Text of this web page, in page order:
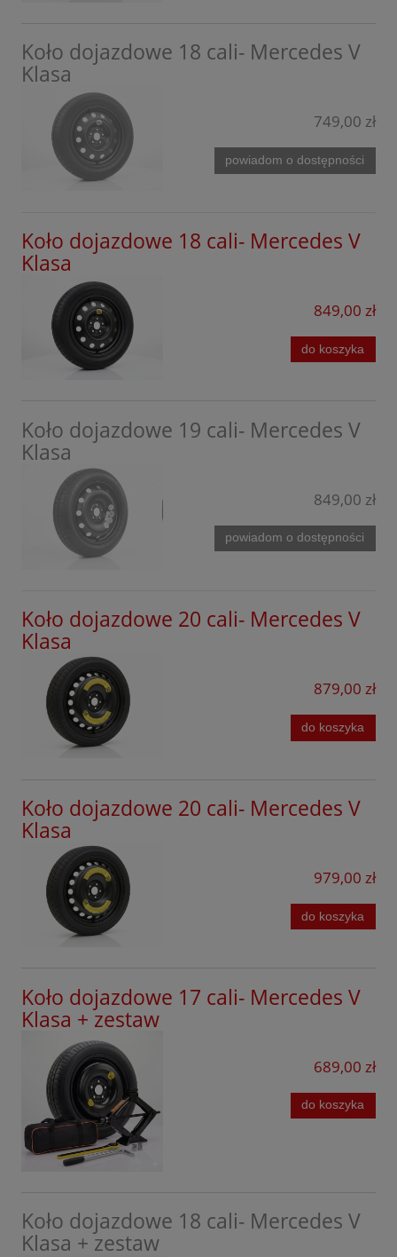
Fiat
Ford
Forthing
GAC
Hyundai
Jaecoo
Kia
KGM
Lexus
Lynk&Co
Mazda
Mercedes
Mitsubishi
Nissan
Omoda
Opel
Infinity
Renault
Seat
Seres
Smart
Subaru
Suzuki
Tesla
SsangYong
Tiggo
Volkswagen
C AL-TERRAIN
E Klasa
E Klasa AMG
EQA
EQB
EQE
EQC
GL
GLA
GLB AMG
GLC Coupe
GLC SUV
GLC AMG
GLE Coupe
GLE AMG
GLS
MARCO POLO
S Klasa AMG
S Klasa Coupe
T Klasa
V Klasa
Vaneo
Koło dojazdowe 18 cali- Mercedes V
Klasa
749,00 zł
powiadom o dostępności
Koło dojazdowe 18 cali- Mercedes V
Klasa
849,00 zł
do koszyka
Koło dojazdowe 19 cali- Mercedes V
Klasa
849,00 zł
powiadom o dostępności
Koło dojazdowe 20 cali- Mercedes V
Klasa
879,00 zł
do koszyka
Koło dojazdowe 20 cali- Mercedes V
Klasa
979,00 zł
do koszyka
Koło dojazdowe 17 cali- Mercedes V
Klasa + zestaw
689,00 zł
do koszyka
Koło dojazdowe 18 cali- Mercedes V
Klasa + zestaw